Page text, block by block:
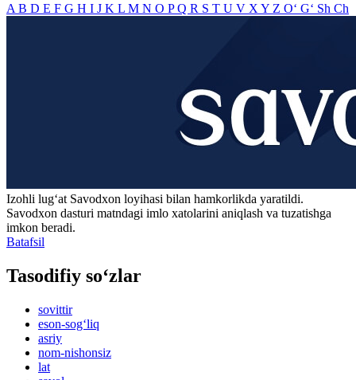
A B D E F G H I J K L M N O PQ R S T U V X Y Z O‘ G‘ Sh Ch
Izohli lugʻat Savodxon loyihasi bilan hamkorlikda yaratildi.
Savodxon dasturi matndagi imlo xatolarini aniqlash va tuzatishga
imkon beradi.
Batafsil
Tasodifiy so‘zlar
sovittir
eson-sog‘liq
asriy
nom-nishonsiz
lat